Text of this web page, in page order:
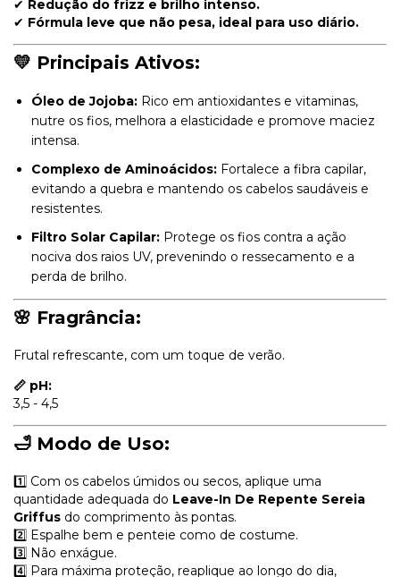
✔ Redução do frizz e brilho intenso.
✔ Fórmula leve que não pesa, ideal para uso diário.
💛 Principais Ativos:
Óleo de Jojoba: Rico em antioxidantes e vitaminas,
nutre os fios, melhora a elasticidade e promove maciez
intensa.
Complexo de Aminoácidos: Fortalece a fibra capilar,
evitando a quebra e mantendo os cabelos saudáveis e
resistentes.
Filtro Solar Capilar: Protege os fios contra a ação
nociva dos raios UV, prevenindo o ressecamento e a
perda de brilho.
🌸 Fragrância:
Frutal refrescante, com um toque de verão.
📏 pH:
3,5 - 4,5
🛁 Modo de Uso:
1️⃣ Com os cabelos úmidos ou secos, aplique uma
quantidade adequada do Leave-In De Repente Sereia
Griffus do comprimento às pontas.
2️⃣ Espalhe bem e penteie como de costume.
3️⃣ Não enxágue.
4️⃣ Para máxima proteção, reaplique ao longo do dia,